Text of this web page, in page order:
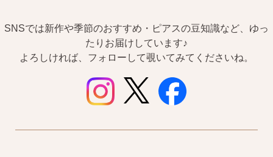
・銀行振込
・コンビニ後払
・代金引換
7,000円以上購入で
送料無料
SNSでは新作や季節のおすすめ・ピアスの豆知識など、ゆっ
たりお届けしています♪
よろしければ、フォローして覗いてみてくださいね。